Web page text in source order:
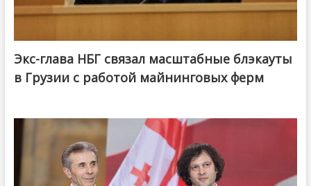
Экс-глава НБГ связал масштабные блэкауты
в Грузии с работой майнинговых ферм